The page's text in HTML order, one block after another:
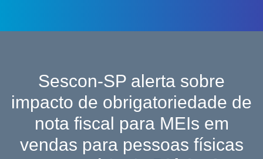
Sescon-SP alerta sobre
impacto de obrigatoriedade de
nota fiscal para MEIs em
vendas para pessoas físicas